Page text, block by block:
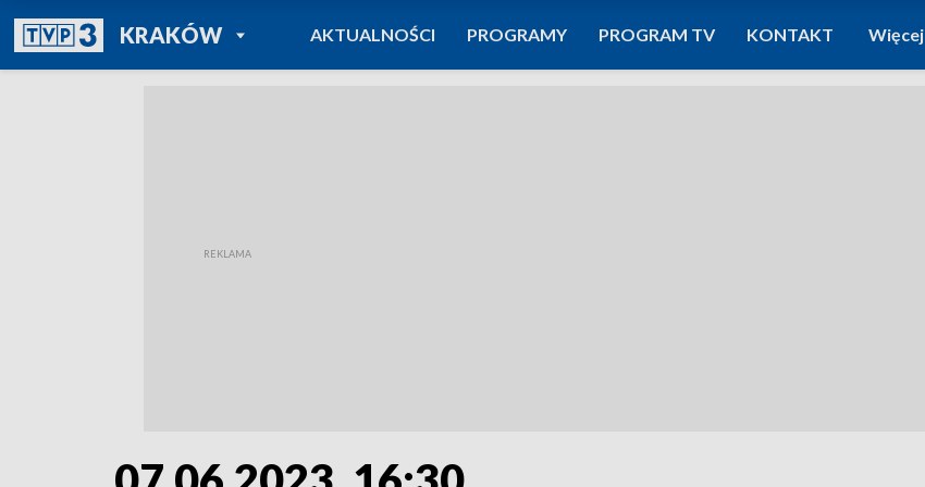
KRAKÓWPOWRÓT DO
TVP REGIONY
AKTUALNOŚCI PROGRAMY PROGRAM TV KONTAKT Więcej